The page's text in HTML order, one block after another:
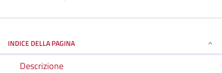
INDICE DELLA PAGINA
Descrizione